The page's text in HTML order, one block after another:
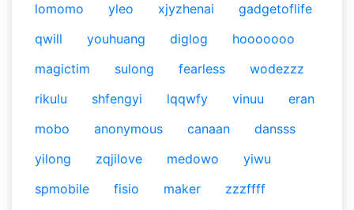
lomomo
yleo xjyzhenai
gadgetoflife
qwill
youhuang diglog
hooooooo
magictim
sulong fearless
wodezzz
rikulu
shfengyi lqqwfy vinuu
eran
mobo
anonymous canaan
dansss
yilong
zqjilove medowo
yiwu
spmobile
fisio maker
zzzffff